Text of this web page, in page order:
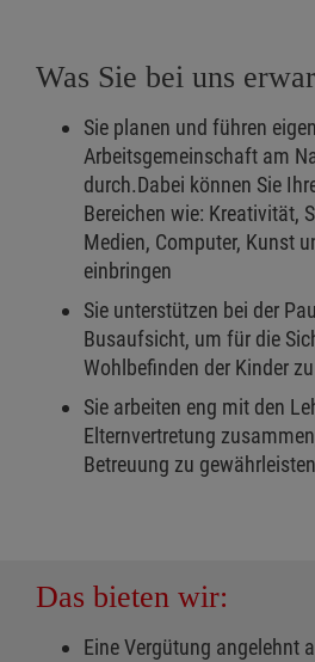
Was Sie bei uns
Sie planen und führen
Arbeitsgemeinschaft am
durch.Dabei können Sie
Bereichen wie: Kreativität,
Medien, Computer, Kunst
einbringen
Sie unterstützen bei der
Busaufsicht, um für die
Wohlbefinden der Kinder
Sie arbeiten eng mit den
Elternvertretung
Betreuung zu gewährleisten
Das bieten wir:
Eine Vergütung angelehnt